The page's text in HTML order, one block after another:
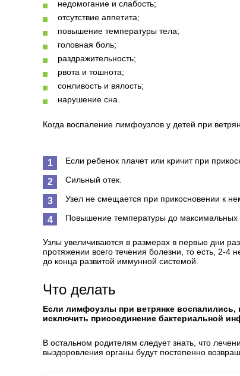
недомогание и слабость;
отсутствие аппетита;
повышение температуры тела;
головная боль;
раздражительность;
рвота и тошнота;
сонливость и вялость;
нарушение сна.
Когда воспаление лимфоузлов у детей при
Если ребенок плачет или кричит при
Сильный отек.
Узел не смещается при прикосновении к
Повышение температуры до максимальных
Узлы увеличиваются в размерах в первые дни
протяжении всего течения болезни, то есть, 2-4
до конца развитой иммунной системой.
Что делать
Если лимфоузлы при ветрянке воспалились,
исключить присоединение бактериальной
В остальном родителям следует знать, что
выздоровления органы будут постепенно